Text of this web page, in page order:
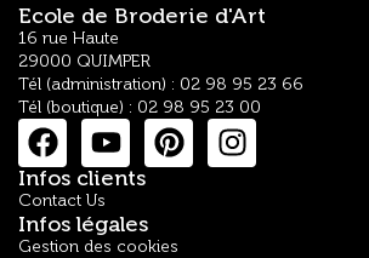
Ecole de Broderie d'Art
16 rue Haute
29000 QUIMPER
Tél (administration) : 02 98 95 23 66
Tél (boutique) : 02 98 95 23 00
Infos clients
Contact Us
Infos légales
Gestion des cookies